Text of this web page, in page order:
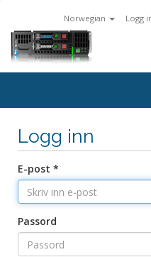
Norwegian Logg
Logg inn
E-post *
Passord